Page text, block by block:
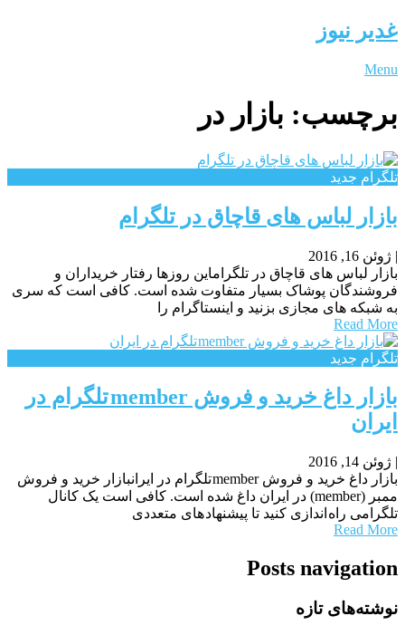
غدیر نیوز
Menu
برچسب: بازار در
تلگرام جدید
بازار لباس های قاچاق در تلگرام
| ژوئن 16, 2016
بازار لباس های قاچاق در تلگراماین روزها رفتار خریداران و
فروشندگان پوشاک بسیار متفاوت شده است. کافی است که سری
به شبکه های مجازی بزنید و اینستاگرام را
Read More
تلگرام جدید
بازار داغ خرید و فروش member تلگرام در
ایران
| ژوئن 14, 2016
بازار داغ خرید و فروش member تلگرام در ایرانبازار خرید و فروش
ممبر (member) در ایران داغ شده است. کافی است یک کانال
تلگرامی راه اندازی کنید تا پیشنهاد های متعددی
Read More
Posts navigation
نوشته‌های تازه